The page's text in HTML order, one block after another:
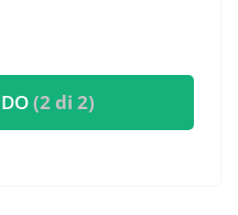
(2 di 2)